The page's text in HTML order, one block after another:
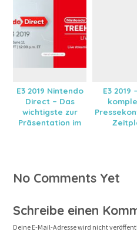
E3 2019 Nintendo
Direct – Das
wichtigste zur
Präsentation im
E3 2019
No Comments Yet
Schreibe einen
Deine E-Mail-Adresse wird nicht